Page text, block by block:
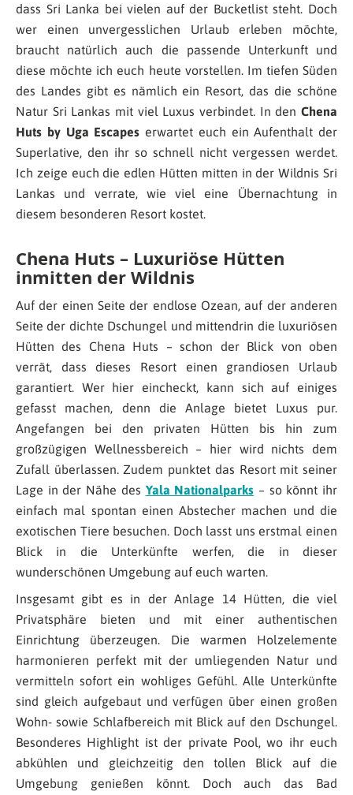
dass Sri Lanka bei vielen auf der Bucketlist steht. Doch
wer einen unvergesslichen Urlaub erleben möchte,
braucht natürlich auch die passende Unterkunft und
diese möchte ich euch heute vorstellen. Im tiefen Süden
des Landes gibt es nämlich ein Resort, das die schöne
Natur Sri Lankas mit viel Luxus verbindet. In den Chena
Huts by Uga Escapes erwartet euch ein Aufenthalt der
Superlative, den ihr so schnell nicht vergessen werdet.
Ich zeige euch die edlen Hütten mitten in der Wildnis Sri
Lankas und verrate, wie viel eine Übernachtung in
diesem besonderen Resort kostet.
Chena Huts – Luxuriöse Hütten
inmitten der Wildnis
Auf der einen Seite der endlose Ozean, auf der anderen
Seite der dichte Dschungel und mittendrin die luxuriösen
Hütten des Chena Huts – schon der Blick von oben
verrät, dass dieses Resort einen grandiosen Urlaub
garantiert. Wer hier eincheckt, kann sich auf einiges
gefasst machen, denn die Anlage bietet Luxus pur.
Angefangen bei den privaten Hütten bis hin zum
großzügigen Wellnessbereich – hier wird nichts dem
Zufall überlassen. Zudem punktet das Resort mit seiner
Lage in der Nähe des Yala Nationalparks – so könnt ihr
einfach mal spontan einen Abstecher machen und die
exotischen Tiere besuchen. Doch lasst uns erstmal einen
Blick in die Unterkünfte werfen, die in dieser
wunderschönen Umgebung auf euch warten.
Insgesamt gibt es in der Anlage 14 Hütten, die viel
Privatsphäre bieten und mit einer authentischen
Einrichtung überzeugen. Die warmen Holzelemente
harmonieren perfekt mit der umliegenden Natur und
vermitteln sofort ein wohliges Gefühl. Alle Unterkünfte
sind gleich aufgebaut und verfügen über einen großen
Wohn- sowie Schlafbereich mit Blick auf den Dschungel.
Besonderes Highlight ist der private Pool, wo ihr euch
abkühlen und gleichzeitig den tollen Blick auf die
Umgebung genießen könnt. Doch auch das Bad